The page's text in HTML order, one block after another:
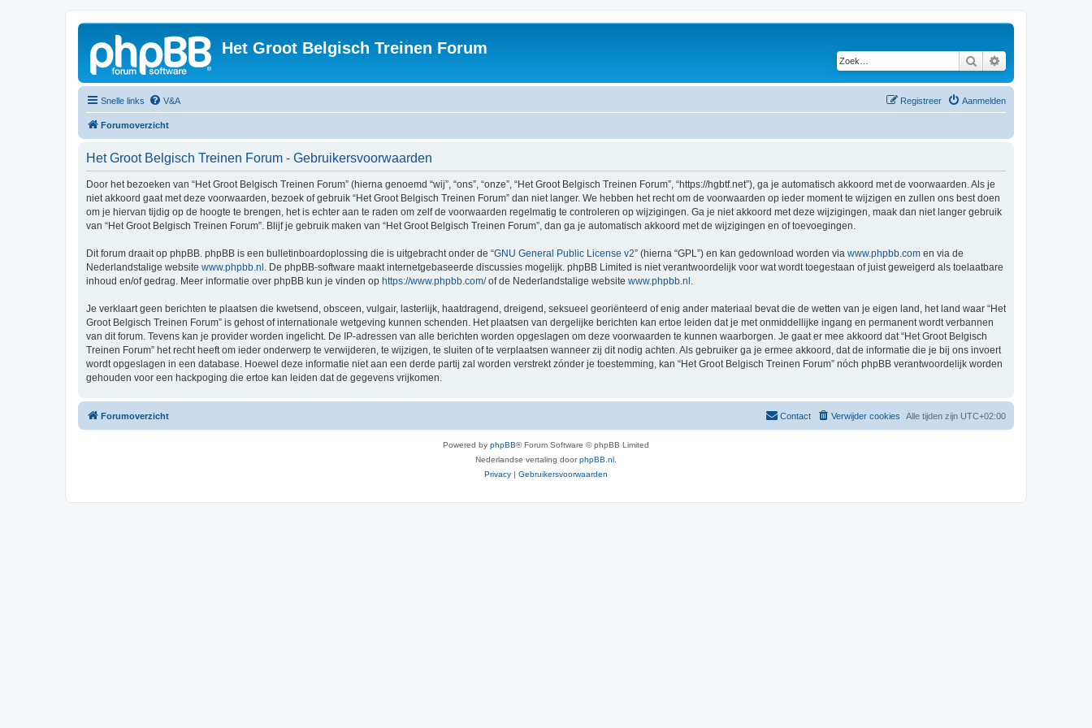
Het Groot Belgisch Treinen Forum
Zoek
Snelle links V&A Aanmelden
Registreer
Forumoverzicht
Het Groot Belgisch Treinen Forum - Gebruikersvoorwaarden
Door het bezoeken van “Het Groot Belgisch Treinen Forum” (hierna genoemd “wij”, “ons”, “onze”, “Het Groot Belgisch Treinen Forum”, “https://hgbtf.net”), ga je automatisch akkoord met de voorwaarden. Als je
niet akkoord gaat met deze voorwaarden, bezoek of gebruik “Het Groot Belgisch Treinen Forum” dan niet langer. We hebben het recht om de voorwaarden op ieder moment te wijzigen en zullen ons best doen
om je hiervan tijdig op de hoogte te brengen, het is echter aan te raden om zelf de voorwaarden regelmatig te controleren op wijzigingen. Ga je niet akkoord met deze wijzigingen, maak dan niet langer gebruik
van “Het Groot Belgisch Treinen Forum”. Blijf je gebruik maken van “Het Groot Belgisch Treinen Forum”, dan ga je automatisch akkoord met de wijzigingen en of toevoegingen.
Dit forum draait op phpBB. phpBB is een bulletinboardoplossing die is uitgebracht onder de “GNU General Public License v2” (hierna “GPL”) en kan gedownload worden via www.phpbb.com en via de
Nederlandstalige website www.phpbb.nl . De phpBB-software maakt internetgebaseerde discussies mogelijk. phpBB Limited is niet verantwoordelijk voor wat wordt toegestaan of juist geweigerd als toelaatbare
inhoud en/of gedrag. Meer informatie over phpBB kun je vinden op https://www.phpbb.com/of de Nederlandstalige website www.phpbb.nl .
Je verklaart geen berichten te plaatsen die kwetsend, obsceen, vulgair, lasterlijk, haatdragend, dreigend, seksueel georiënteerd of enig ander materiaal bevat die de wetten van je eigen land, het land waar “Het
Groot Belgisch Treinen Forum” is gehost of internationale wetgeving kunnen schenden. Het plaatsen van dergelijke berichten kan ertoe leiden dat je met onmiddellijke ingang en permanent wordt verbannen
van dit forum. Tevens kan je provider worden ingelicht. De IP-adressen van alle berichten worden opgeslagen om deze voorwaarden te kunnen waarborgen. Je gaat er mee akkoord dat “Het Groot Belgisch
Treinen Forum” het recht heeft om ieder onderwerp te verwijderen, te wijzigen, te sluiten of te verplaatsen wanneer zij dit nodig achten. Als gebruiker ga je ermee akkoord, dat de informatie die je bij ons invoert
wordt opgeslagen in een database. Hoewel deze informatie niet aan een derde partij zal worden verstrekt zónder je toestemming, kan “Het Groot Belgisch Treinen Forum” nóch phpBB verantwoordelijk worden
gehouden voor een hackpoging die ertoe kan leiden dat de gegevens vrijkomen.
Forumoverzicht Alle tijden zijn UTC+02:00
Verwijder cookies
Contact
Powered by phpBB® Forum Software © phpBB Limited
Nederlandse vertaling doorphpBB.nl
Privacy | Gebruikersvoorwaarden